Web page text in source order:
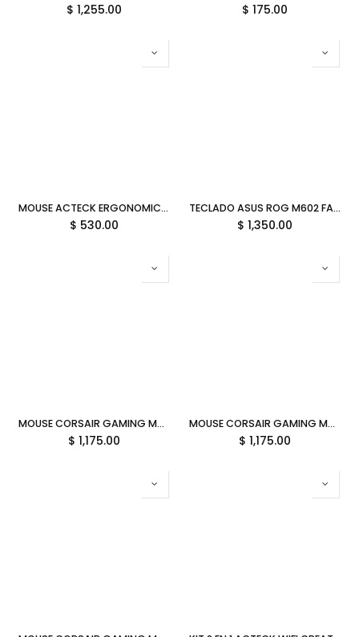
$ 1,255.00 $ 175.00
MOUSE ACTECK ERGONOMICO VIRTUOS FITT PRO MI770 ROSA USB/BLUETOOTH AC-939638 3M DE GARANTIA
$ 530.00
TECLADO ASUS ROG M602 FALCHION/BN/CA AURA SYNC MECANICO ALAMBRICO ROG PBT 2P -C BLANCO 90MP0347-BKAA11 12M DE GARANTIA
$ 1,350.00
MOUSE CORSAIR GAMING M75 AIR INALAMBRICO 25000DPI GRIS CH-931D102-NA 11M DE GARANTIA
$ 1,175.00
MOUSE CORSAIR GAMING M75 AIR INALAMBRICO 26000DPI BLANCO CH-931D101-NA 11M DE GARANTIA
$ 1,175.00